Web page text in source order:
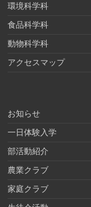
環境科学科
食品科学科
動物科学科
アクセスマップ
お知らせ
一日体験入学
部活動紹介
農業クラブ
家庭クラブ